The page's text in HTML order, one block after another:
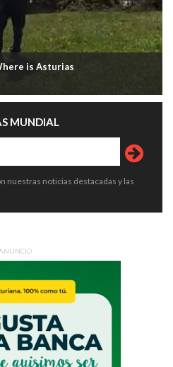
is Asturias
MUNDIAL
nuestras noticias destacadas y las
ANUNCIO